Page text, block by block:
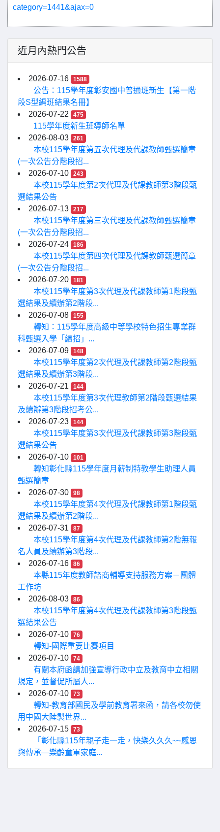
category=1441&ajax=0
近月內熱門公告
2026-07-16 1588
公告：115學年度彰安國中普通班新生【第一階
段S型編班結果名冊】
2026-07-22
475
115學年度新生班導師名單
2026-08-03
261
本校115學年度第五次代理及代課教師甄選簡章
(一次公告分階段招...
2026-07-10
243
本校115學年度第2次代理及代課教師第3階段甄
選結果公告
2026-07-13
217
本校115學年度第三次代理及代課教師甄選簡章
(一次公告分階段招...
2026-07-24
186
本校115學年度第四次代理及代課教師甄選簡章
(一次公告分階段招...
2026-07-20
181
本校115學年度第3次代理及代課教師第1階段甄
選結果及續辦第2階段...
2026-07-08
155
轉知：115學年度高級中等學校特色招生專業群
科甄選入學「續招」...
2026-07-09
148
本校115學年度第2次代理及代課教師第2階段甄
選結果及續辦第3階段...
2026-07-21
144
本校115學年度第3次代理教師第2階段甄選結果
及續辦第3階段招考公...
2026-07-23
144
本校115學年度第3次代理及代課教師第3階段甄
選結果公告
2026-07-10
101
轉知彰化縣115學年度月薪制特教學生助理人員
甄選簡章
2026-07-30
98
本校115學年度第4次代理及代課教師第1階段甄
選結果及續辦第2階段...
2026-07-31
87
本校115學年度第4次代理及代課教師第2階無報
名人員及續辦第3階段...
2026-07-16
86
本縣115年度教師諮商輔導支持服務方案－團體
工作坊
2026-08-03
86
本校115學年度第4次代理及代課教師第3階段甄
選結果公告
2026-07-10
76
轉知-國際重要比賽項目
2026-07-10
74
有關本府函請加強宣導行政中立及教育中立相關
規定，並督促所屬人...
2026-07-10
73
轉知-教育部國民及學前教育署來函，請各校勿使
用中國大陸製世界...
2026-07-15
73
「彰化縣115年親子走一走，快樂久久久~~感恩
與傳承—樂齡童軍家庭...